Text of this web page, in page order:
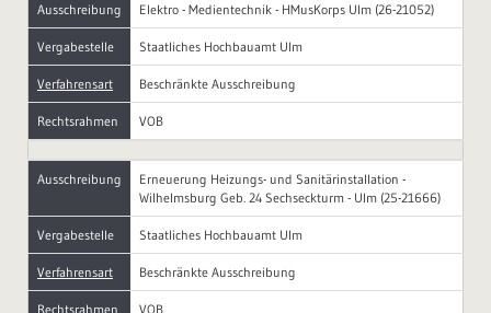
Ausschreibung Elektro - Medientechnik - HMusKorps Ulm (26-21052)
Vergabestelle Staatliches Hochbauamt Ulm
Verfahrensart Beschränkte Ausschreibung
Rechtsrahmen VOB
Ausschreibung
Erneuerung Heizungs- und Sanitärinstallation -
Wilhelmsburg Geb. 24 Sechseckturm - Ulm (25-21666)
Vergabestelle Staatliches Hochbauamt Ulm
Verfahrensart Beschränkte Ausschreibung
Rechtsrahmen VOB